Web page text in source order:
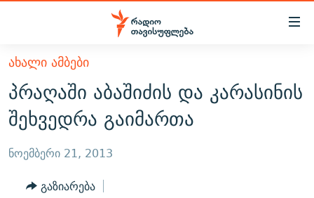
Accessibility
მთავარ
შინაარსზე
დაბრუნება
მთავარ
დაბრუნება
ძიებაზე
ᲐᲮᲐᲚᲘ ᲐᲛᲑᲔᲑᲘ
ᲗᲔᲛᲔᲑᲘ
ᲞᲝᲚᲘᲢᲘᲙᲐ
ᲔᲙᲝᲜᲝᲛᲘᲙᲐ
ᲡᲐᲖᲝᲒᲐᲓᲝᲔᲑᲐ
ᲕᲘᲓᲔᲝ
ᲑᲚᲝᲒᲔᲑᲘ
ᲞᲝᲓᲙᲐᲡᲢᲔᲑᲘ
ᲐᲮᲐᲚᲘ ᲐᲛᲑᲔᲑᲘ
პრაღაში აბაშიძის და კარასინის
შეხვედრა გაიმართა
ნოემბერი 21, 2013
გაზიარება